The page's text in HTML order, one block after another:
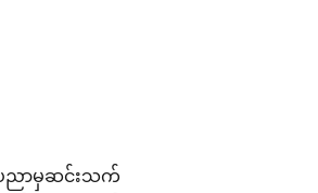
ပညာမှဆင်းသက်